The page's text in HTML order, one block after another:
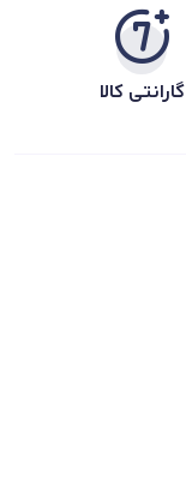
گارانتی کالا